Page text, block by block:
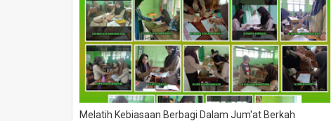
Melatih Kebiasaan Berbagi Dalam Jum'at Berkah